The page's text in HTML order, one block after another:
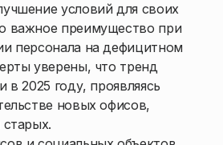
условий для своих
важное преимущество при
персонала на дефицитном
уверены, что тренд
в 2025 году, проявляясь
новых офисов,